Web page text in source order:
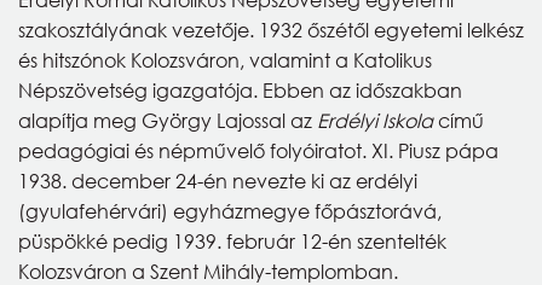
szakosztályának vezetője. 1932 őszétől egyetemi lelkész
és hitszónok Kolozsváron, valamint a Katolikus
Népszövetség igazgatója. Ebben az időszakban
alapítja meg György Lajossal az Erdélyi Iskolacímű
pedagógiai és népművelő folyóiratot. XI. Piusz pápa
1938. december 24-én nevezte ki az erdélyi
(gyulafehérvári) egyházmegye főpásztorává,
püspökké pedig 1939. február 12-én szentelték
Kolozsváron a Szent Mihály-templomban.